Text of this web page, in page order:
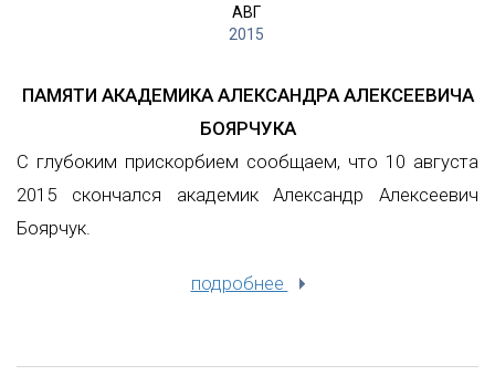
АВГ
2015
ПАМЯТИ АКАДЕМИКА АЛЕКСАНДРА АЛЕКСЕЕВИЧА
БОЯРЧУКА
С глубоким прискорбием сообщаем, что 10 августа
2015 скончался академик Александр Алексеевич
Боярчук.
подробнее